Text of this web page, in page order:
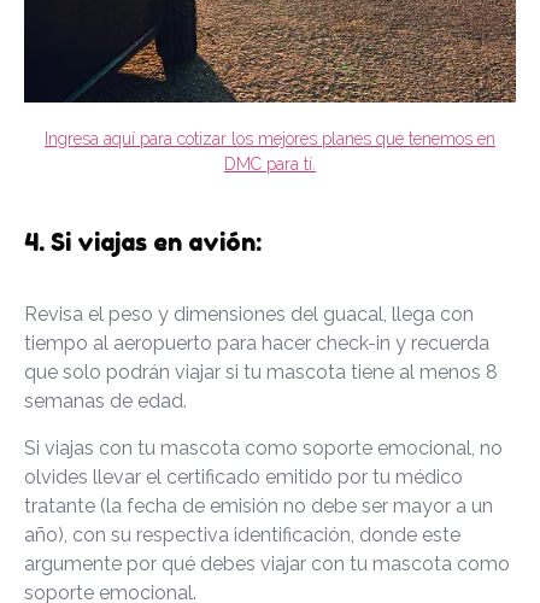
Ingresa aquí para cotizar los mejores planes que tenemos en
DMC para tí.
4. Si viajas en avión:
Revisa el peso y dimensiones del guacal, llega con
tiempo al aeropuerto para hacer check-in y recuerda
que solo podrán viajar si tu mascota tiene al menos 8
semanas de edad.
Si viajas con tu mascota como soporte emocional, no
olvides llevar el certificado emitido por tu médico
tratante (la fecha de emisión no debe ser mayor a un
año), con su respectiva identificación, donde este
argumente por qué debes viajar con tu mascota como
soporte emocional.